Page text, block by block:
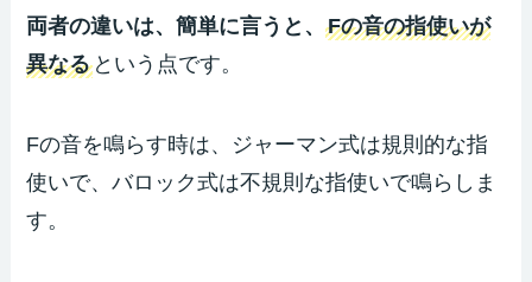
両者の違いは、簡単に言うと、Fの音の指使いが
異なる という点です。
Fの音を鳴らす時は、ジャーマン式は規則的な指
使いで、バロック式は不規則な指使いで鳴らしま
す。